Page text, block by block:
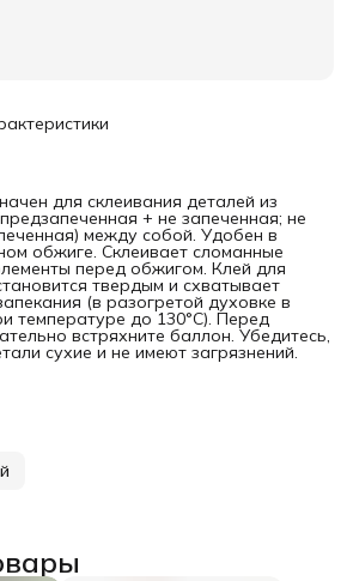
для склеивания деталей из
+ не запеченная; не
между собой. Удобен в
обжиге. Склеивает сломанные
перед обжигом. Клей для
твердым и схватывает
(в разогретой духовке в
температуре до 130°С). Перед
встряхните баллон. Убедитесь,
сухие и не имеют загрязнений.